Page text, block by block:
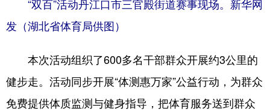
“双百”活动丹江口市三官殿街道赛事现场。新华网
发（湖北省体育局供图）
本次活动组织了600多名干部群众开展约3公里的
健步走。活动同步开展“体测惠万家”公益行动，为群众
免费提供体质监测与健身指导，把体育服务送到群众